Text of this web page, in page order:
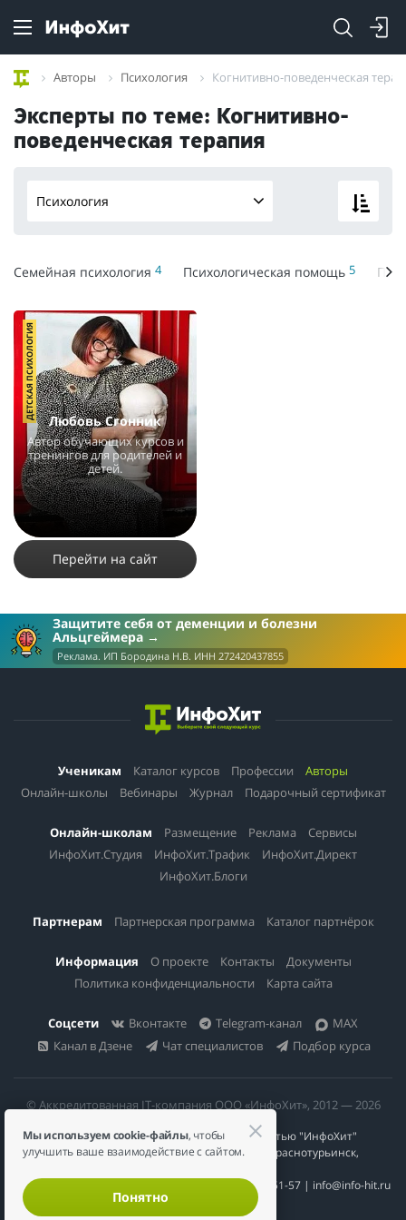
Авторы Психология Когнитивно-поведенческая
Эксперты по теме: Когнитивно-
поведенческая терапия
Психология
Семейная психология 4 Психологическая помощь 5
Любовь Сгонник
Автор обучающих курсов и
тренингов для родителей и
детей.
6945 5 3
ДЕТСКАЯ ПСИХОЛОГИЯ
Перейти на сайт
Защитите себя от деменции и болезни
Альцгеймера
Реклама. ИП Бородина Н.В. ИНН 272420437855
Ученикам Каталог курсов Профессии
Авторы
Онлайн-школы
Вебинары Журнал Подарочный сертификат
Онлайн-школам Размещение Реклама
Сервисы
ИнфоХит.Студия
ИнфоХит.Трафик
ИнфоХит.Директ
ИнфоХит.Блоги
Партнерам Партнерская программа Каталог партнёрок
Информация О проекте Контакты
Документы
Политика конфиденциальности
Карта сайта
Соцсети Вконтакте Telegram-канал
MAX
Канал в Дзене
Чат специалистов Подбор курса
© Аккредитованная IT-компания ООО «ИнфоХит», 2012 — 2026
Общество с ограниченной ответственностью "ИнфоХит"
624446, Россия, Свердловская область, г. Краснотурьинск,
ИНН 6617023200 | КПП 661701001 | +7 984 888-51-57 | info@info-hit.ru
Мы используем cookie-файлы, чтобы
улучшить ваше взаимодействие с сайтом.
Понятно